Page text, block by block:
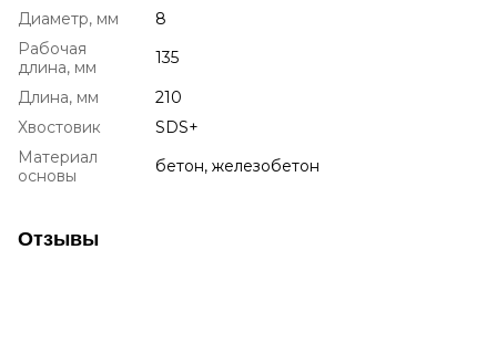
Диаметр, мм
8
Рабочая
длина, мм
135
Длина, мм
210
Хвостовик
SDS+
Материал
основы
бетон, железобетон
Отзывы